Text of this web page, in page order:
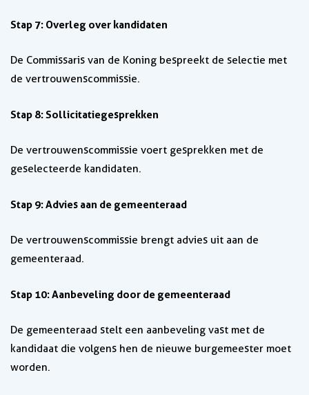
Stap 7: Overleg over kandidaten
De Commissaris van de Koning bespreekt de selectie met
de vertrouwenscommissie.
Stap 8: Sollicitatiegesprekken
De vertrouwenscommissie voert gesprekken met de
geselecteerde kandidaten.
Stap 9: Advies aan de gemeenteraad
De vertrouwenscommissie brengt advies uit aan de
gemeenteraad.
Stap 10: Aanbeveling door de gemeenteraad
De gemeenteraad stelt een aanbeveling vast met de
kandidaat die volgens hen de nieuwe burgemeester moet
worden.